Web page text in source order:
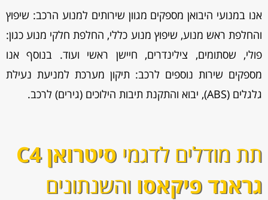
אנו במנועי היבואן מספקים מגוון שירותים למנוע הרכב: שיפוץ
והחלפת ראש מנוע, שיפוץ מנוע כללי, החלפת חלקי מנוע כגון:
פולי, שסתומים, צילינדרים, חיישן ראשי ועוד. בנוסף אנו
מספקים שירות נוספים לרכב: תיקון מערכת למניעת נעילת
גלגלים (ABS), יבוא והתקנת תיבות הילוכים (גירים) לרכב.
תת מודלים לדגמי
סיטרואן C4
גראנד פיקאסו והשנתונים